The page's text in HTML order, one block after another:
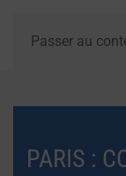
Passer au
PARIS :